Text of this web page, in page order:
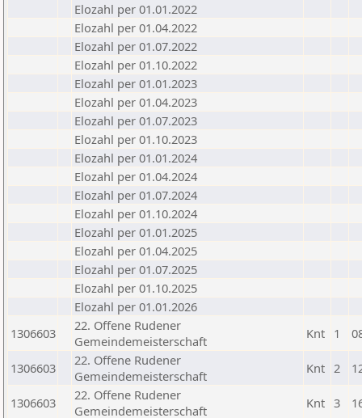
Elozahl per 01.01.2022
Elozahl per 01.04.2022
Elozahl per 01.07.2022
Elozahl per 01.10.2022
Elozahl per 01.01.2023
Elozahl per 01.04.2023
Elozahl per 01.07.2023
Elozahl per 01.10.2023
Elozahl per 01.01.2024
Elozahl per 01.04.2024
Elozahl per 01.07.2024
Elozahl per 01.10.2024
Elozahl per 01.01.2025
Elozahl per 01.04.2025
Elozahl per 01.07.2025
Elozahl per 01.10.2025
Elozahl per 01.01.2026
1306603
22. Offene Rudener
Gemeindemeisterschaft
Knt 1
1306603
22. Offene Rudener
Gemeindemeisterschaft
Knt 2
1306603
22. Offene Rudener
Gemeindemeisterschaft
Knt 3